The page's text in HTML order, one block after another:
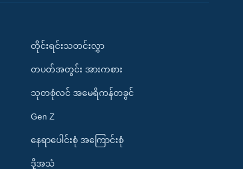
တိုင်းရင်းသတင်းလွှာ
တပတ်အတွင်း အားကစား
သုတစုံလင် အမေရိကန်တခွင်
Gen Z
နေရာပေါင်းစုံ အကြောင်းစုံ
ဒို့အသံ